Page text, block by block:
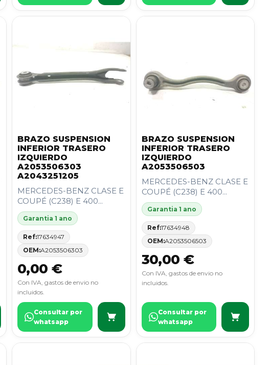
BRAZO SUSPENSION
INFERIOR TRASERO
IZQUIERDO
A2053506303
A2043251205
MERCEDES-BENZ CLASE E
COUPÉ (C238) E 400...
Garantia 1 ano
Ref:17634947
OEM:A2053506303
0,00 €
Con IVA, gastos de envio no
incluidos.
Consultar por
whatsapp
BRAZO SUSPENSION
INFERIOR TRASERO
IZQUIERDO
A2053506503
MERCEDES-BENZ CLASE E
COUPÉ (C238) E 400...
Garantia 1 ano
Ref:17634948
OEM:A2053506503
30,00 €
Con IVA, gastos de envio no
incluidos.
Consultar por
whatsapp